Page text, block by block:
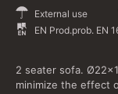
External use
EN Prod.prob. EN
2 seater sofa.
minimize the effect